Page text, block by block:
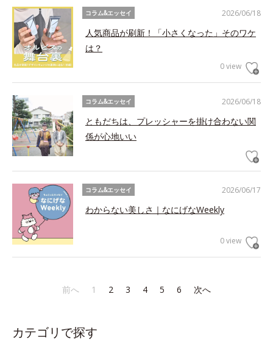
2026/06/18
コラム&エッセイ
人気商品が刷新！「小さくなった」そのワケ
は？
0 view
2026/06/18
コラム&エッセイ
ともだちは、プレッシャーを掛け合わない関
係が心地いい
2026/06/17
コラム&エッセイ
わからない美しさ｜なにげなWeekly
0 view
前へ 1 2 3 4 5 6 次へ
カテゴリで探す